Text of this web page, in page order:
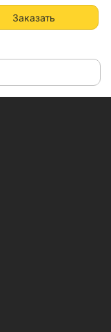
Заказать